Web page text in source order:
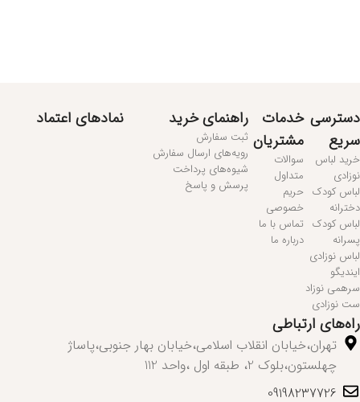
دسترسی
سریع
خرید لباس
نوزادی
لباس کودک
دخترانه
لباس کودک
پسرانه
لباس نوزادی
ایندیگو
سرهمی نوزاد
ست نوزادی
خدمات
مشتریان
سوالات
متداول
حریم
خصوصی
تماس با ما
درباره ما
راهنمای خرید
ثبت سفارش
رویه‌های ارسال سفارش
شیوه‌های پرداخت
پرسش و پاسخ
نمادهای اعتماد
راه‌های ارتباطی
تهران،خیابان انقلاب اسلامی،خیابان بهار جنوبی،پاساژ
چهلستون،بلوک 2، طبقه اول ،واحد 112
09198237726